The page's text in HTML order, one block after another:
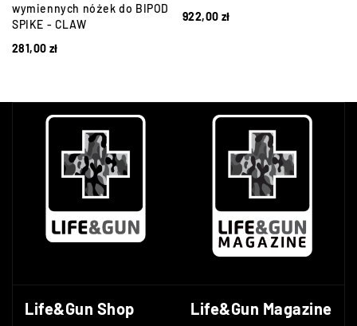
wymiennych nóżek do BIPOD
SPIKE - CLAW
281,00 zł
922,00 zł
Life&Gun Shop Life&Gun Magazine